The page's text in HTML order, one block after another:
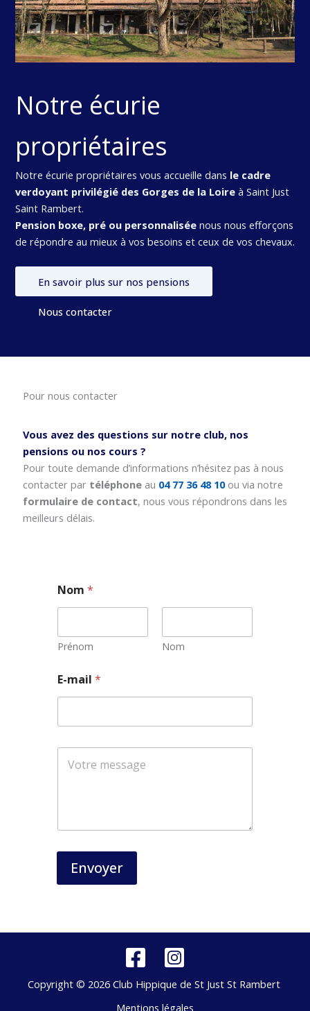
Notre écurie
propriétaires
Notre écurie propriétaires vous accueille dans le cadre
verdoyant privilégié des Gorges de la Loireà Saint Just
Saint Rambert.
Pension boxe, pré ou personnaliséenous nous efforçons
de répondre au mieux à vos besoins et ceux de vos chevaux.
En savoir plus sur nos pensions
Nous contacter
Pour nous contacter
Vous avez des questions sur notre club, nos
pensions ou nos cours ?
Pour toute demande d’informations n’hésitez pas à nous
contacter par téléphoneau 04 77 36 48 10 ou via notre
formulaire de contact, nous vous répondrons dans les
meilleurs délais.
Nom*
Prénom Nom
-
m
i
*
E-mail*
Envoyer
Copyright © 2026 Club Hippique de St Just St Rambert
Mentions légales